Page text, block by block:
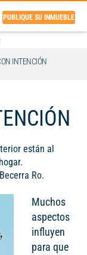
PUBLIQUE SU INMUEBLE
INTENCIÓN
están al
Ro.
Muchos
aspectos
influyen
para que